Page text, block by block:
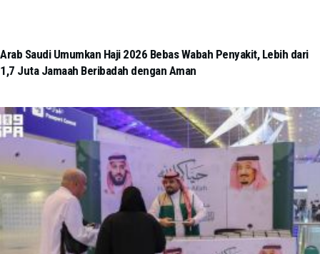
Arab Saudi Umumkan Haji 2026 Bebas Wabah Penyakit, Lebih dari
1,7 Juta Jamaah Beribadah dengan Aman